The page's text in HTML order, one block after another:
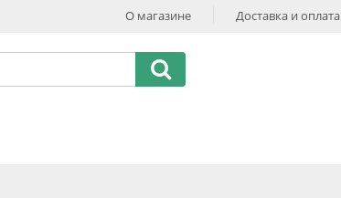
О магазине Доставка и оплата